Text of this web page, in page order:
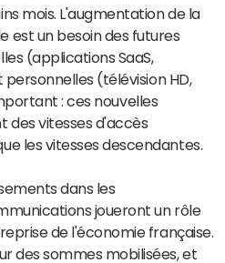
mois. L'augmentation de la
est un besoin des futures
(applications SaaS,
personnelles (télévision HD,
: ces nouvelles
des vitesses d'accès
les vitesses descendantes.
dans les
joueront un rôle
de l'économie française.
des sommes mobilisées, et